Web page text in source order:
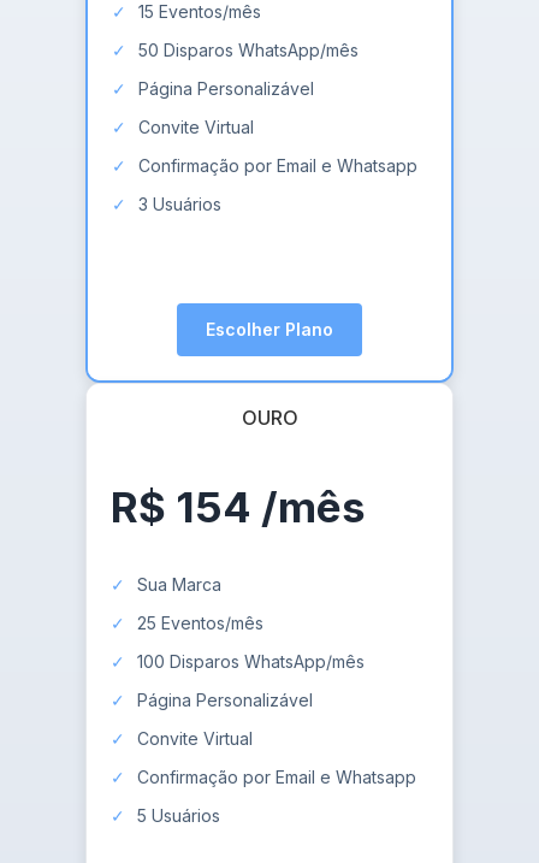
15 Eventos/mês
50 Disparos WhatsApp/mês
Página Personalizável
Convite Virtual
Confirmação por Email e Whatsapp
3 Usuários
Escolher Plano
OURO
R$ 154 /mês
Sua Marca
25 Eventos/mês
100 Disparos WhatsApp/mês
Página Personalizável
Convite Virtual
Confirmação por Email e Whatsapp
5 Usuários